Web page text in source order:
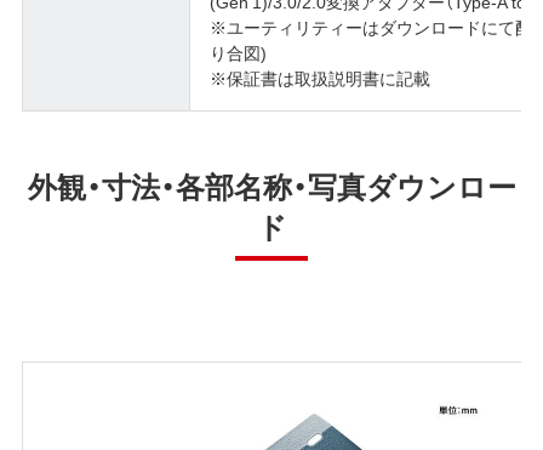
※ユーティリティーはダウンロードにて配
り合図)
※保証書は取扱説明書に記載
外観・寸法・各部名称・写真ダウンロー
ド